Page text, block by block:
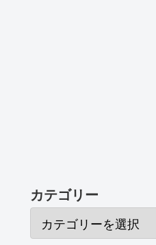
カテゴリー